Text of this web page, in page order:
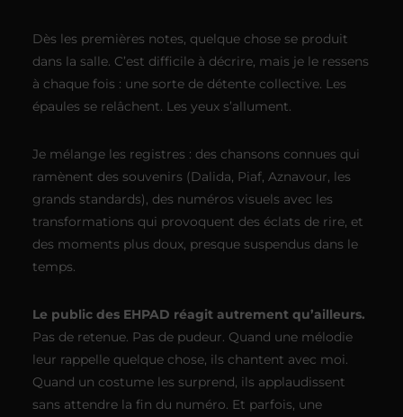
Dès les premières notes, quelque chose se produit
dans la salle. C’est difficile à décrire, mais je le ressens
à chaque fois : une sorte de détente collective. Les
épaules se relâchent. Les yeux s’allument.
Je mélange les registres : des chansons connues qui
ramènent des souvenirs (Dalida, Piaf, Aznavour, les
grands standards), des numéros visuels avec les
transformations qui provoquent des éclats de rire, et
des moments plus doux, presque suspendus dans le
temps.
Le public des EHPAD réagit autrement qu’ailleurs.
Pas de retenue. Pas de pudeur. Quand une mélodie
leur rappelle quelque chose, ils chantent avec moi.
Quand un costume les surprend, ils applaudissent
sans attendre la fin du numéro. Et parfois, une